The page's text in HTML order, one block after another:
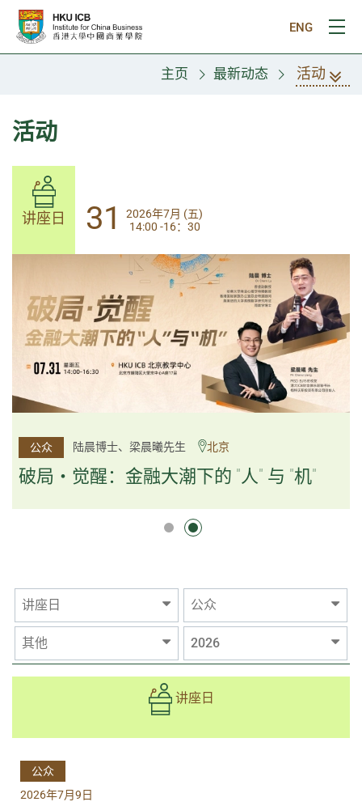
跳往主要内容
ENG
打
主页 最新动态 活动
活动
讲座日 31
2026年7月 (五)
14:00-17:30
公众 杨文斌先生、邱良弼先生 广州
逻辑×算法：重塑资产配置内核
逻辑×算法：重塑资产配置内核
讲座日 31
2026年7月 (五)
14:00 -16：30
公众 陆晨博士、梁晨曦先生 北京
破局・觉醒：金融大潮下的 "人" 与 "机"
讲座日 公众
其他 2026
讲座日
公众
2026年7月9日